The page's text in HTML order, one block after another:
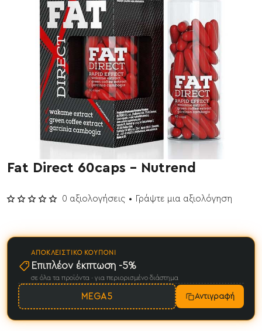
Fat Direct 60caps - Nutrend
0 αξιολογήσεις • Γράψτε μια αξιολόγηση
ΑΠΟΚΛΕΙΣΤΙΚΌ ΚΟΥΠΌΝΙ
Επιπλέον έκπτωση -5%
σε όλα τα προϊόντα · για περιορισμένο διάστημα
MEGA5 Αντιγραφή